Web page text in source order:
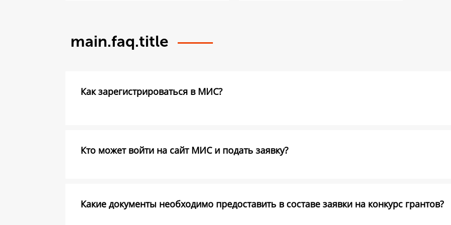
main.faq.title
Как зарегистрироваться в МИС?
Кто может войти на сайт МИС и подать заявку?
Какие документы необходимо предоставить в составе заявки на конкурс грантов?